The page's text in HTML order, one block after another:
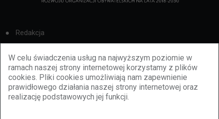
W celu świadczenia usług na najwyższym poziomie w
ramach naszej strony internetowej korzystamy z plików
cookies. Pliki cookies umożliwiają nam zapewnienie
prawidłowego działania naszej strony internetowej oraz
realizację podstawowych jej funkcji.
Redakcja
Cookies
Reklama
BBiletomania